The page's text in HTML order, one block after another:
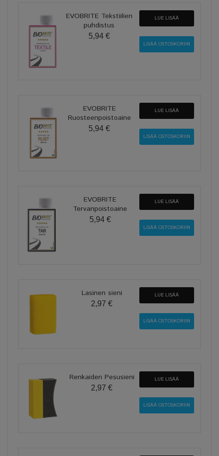
EVOBRITE Tekstiilien
puhdistus
5,94 €
LUE LISÄÄ
EVOBRITE
Ruosteenpoistoaine
5,94 €
LUE LISÄÄ
EVOBRITE
Tervanpoistoaine
5,94 €
LUE LISÄÄ
Lasinen sieni
2,97 €
LUE LISÄÄ
Renkaiden Pesusieni
2,97 €
LUE LISÄÄ